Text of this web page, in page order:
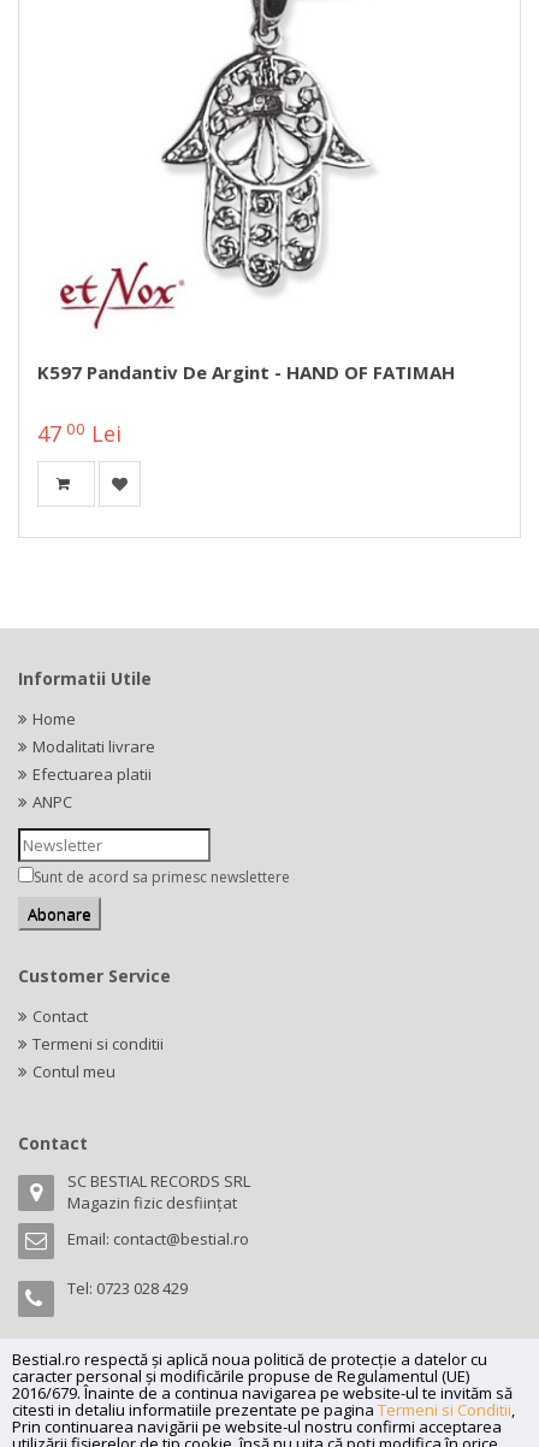
K597 Pandantiv De Argint - HAND OF FATIMAH
47 00 Lei
Bestial.ro respectă și aplică noua politică de protecție a datelor cu
caracter personal și modificările propuse de Regulamentul (UE)
2016/679. Înainte de a continua navigarea pe website-ul te invităm să
citesti in detaliu informatiile prezentate pe pagina Termeni si Conditii,
Prin continuarea navigării pe website-ul nostru confirmi acceptarea
Informatii Utile
Home
Modalitati livrare
Efectuarea platii
ANPC
Sunt de acord sa primesc newslettere
Customer Service
Contact
Termeni si conditii
Contul meu
Contact
SC BESTIAL RECORDS SRL
Magazin fizic desființat
Email: contact@bestial.ro
Tel: 0723 028 429
Copyright (C) 2026bestial.ro -All rights reserved.
SC BESTIAL RECORDS SRL, Nr. R.C.: J35/345/2005, C.U.I.: RO17197870,
Adresa: Magazin fizic desființat